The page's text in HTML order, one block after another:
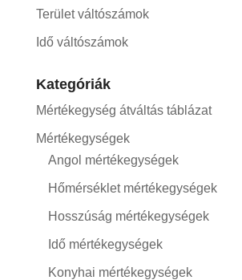
Terület váltószámok
Idő váltószámok
Kategóriák
Mértékegység átváltás táblázat
Mértékegységek
Angol mértékegységek
Hőmérséklet mértékegységek
Hosszúság mértékegységek
Idő mértékegységek
Konyhai mértékegységek